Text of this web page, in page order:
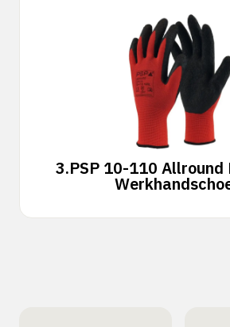
3.PSP 10-110